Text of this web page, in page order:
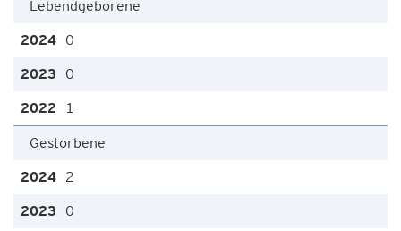
Lebendgeborene
0
0
1
Gestorbene
2
0